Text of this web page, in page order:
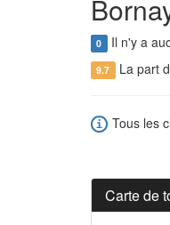
0 Il n'y a
9.7 La part
Tous les
Carte de